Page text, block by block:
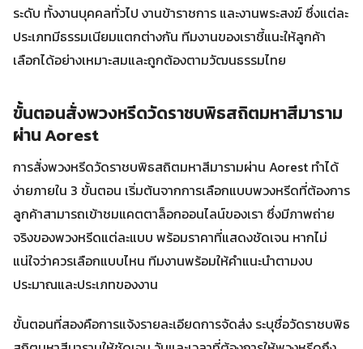
ระดับ ทั้งงานบุคคลทั่วไป งานข้าราชการ และงานพระสงฆ์ ซึ่งแต่ละ
ประเภทมีธรรมเนียมแตกต่างกัน ทีมงานของเราชี้แนะให้ลูกค้า
เลือกได้อย่างเหมาะสมและถูกต้องตามวัฒนธรรมไทย
ขั้นตอนสั่งพวงหรีดวัดราชบพิธสถิตมหาสีมาราม
ผ่าน Aorest
การสั่งพวงหรีดวัดราชบพิธสถิตมหาสีมารามผ่าน Aorest ทำได้
ง่ายภายใน 3 ขั้นตอน เริ่มต้นจากการเลือกแบบพวงหรีดที่ต้องการ
ลูกค้าสามารถเข้าชมแคตตาล็อกออนไลน์ของเรา ซึ่งมีภาพถ่าย
จริงของพวงหรีดแต่ละแบบ พร้อมราคาที่แสดงชัดเจน หากไม่
แน่ใจว่าควรเลือกแบบไหน ทีมงานพร้อมให้คำแนะนำตามงบ
ประมาณและประเภทของงาน
ขั้นตอนที่สองคือการแจ้งรายละเอียดการจัดส่ง ระบุชื่อวัดราชบพิธ